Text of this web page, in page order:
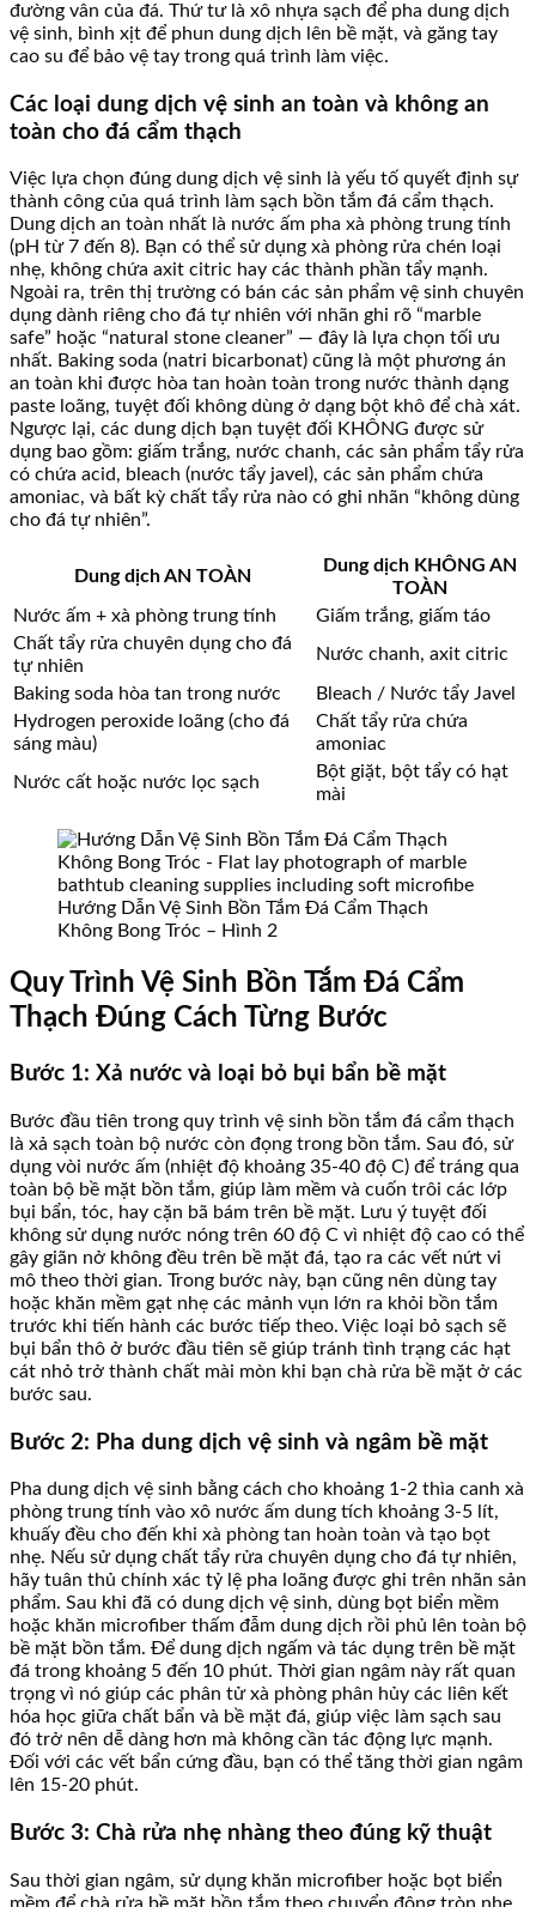
đường vân của đá. Thứ tư là xô nhựa sạch để pha dung dịch
vệ sinh, bình xịt để phun dung dịch lên bề mặt, và găng tay
cao su để bảo vệ tay trong quá trình làm việc.
Các loại dung dịch vệ sinh an toàn và không an
toàn cho đá cẩm thạch
Việc lựa chọn đúng dung dịch vệ sinh là yếu tố quyết định sự
thành công của quá trình làm sạch bồn tắm đá cẩm thạch.
Dung dịch an toàn nhất là nước ấm pha xà phòng trung tính
(pH từ 7 đến 8). Bạn có thể sử dụng xà phòng rửa chén loại
nhẹ, không chứa axit citric hay các thành phần tẩy mạnh.
Ngoài ra, trên thị trường có bán các sản phẩm vệ sinh chuyên
dụng dành riêng cho đá tự nhiên với nhãn ghi rõ “marble
safe” hoặc “natural stone cleaner” — đây là lựa chọn tối ưu
nhất. Baking soda (natri bicarbonat) cũng là một phương án
an toàn khi được hòa tan hoàn toàn trong nước thành dạng
paste loãng, tuyệt đối không dùng ở dạng bột khô để chà xát.
Ngược lại, các dung dịch bạn tuyệt đối KHÔNG được sử
dụng bao gồm: giấm trắng, nước chanh, các sản phẩm tẩy rửa
có chứa acid, bleach (nước tẩy javel), các sản phẩm chứa
amoniac, và bất kỳ chất tẩy rửa nào có ghi nhãn “không dùng
cho đá tự nhiên”.
Dung dịch AN TOÀN
Dung dịch KHÔNG AN
TOÀN
Nước ấm + xà phòng trung tính
Giấm trắng, giấm táo
Chất tẩy rửa chuyên dụng cho đá
tự nhiên
Nước chanh, axit citric
Baking soda hòa tan trong nước
Bleach / Nước tẩy Javel
Hydrogen peroxide loãng (cho đá
sáng màu)
Chất tẩy rửa chứa
amoniac
Nước cất hoặc nước lọc sạch
Bột giặt, bột tẩy có hạt
mài
Hướng Dẫn Vệ Sinh Bồn Tắm Đá Cẩm Thạch
Không Bong Tróc – Hình 2
Quy Trình Vệ Sinh Bồn Tắm Đá Cẩm
Thạch Đúng Cách Từng Bước
Bước 1: Xả nước và loại bỏ bụi bẩn bề mặt
Bước đầu tiên trong quy trình vệ sinh bồn tắm đá cẩm thạch
là xả sạch toàn bộ nước còn đọng trong bồn tắm. Sau đó, sử
dụng vòi nước ấm (nhiệt độ khoảng 35-40 độ C) để tráng qua
toàn bộ bề mặt bồn tắm, giúp làm mềm và cuốn trôi các lớp
bụi bẩn, tóc, hay cặn bã bám trên bề mặt. Lưu ý tuyệt đối
không sử dụng nước nóng trên 60 độ C vì nhiệt độ cao có thể
gây giãn nở không đều trên bề mặt đá, tạo ra các vết nứt vi
mô theo thời gian. Trong bước này, bạn cũng nên dùng tay
hoặc khăn mềm gạt nhẹ các mảnh vụn lớn ra khỏi bồn tắm
trước khi tiến hành các bước tiếp theo. Việc loại bỏ sạch sẽ
bụi bẩn thô ở bước đầu tiên sẽ giúp tránh tình trạng các hạt
cát nhỏ trở thành chất mài mòn khi bạn chà rửa bề mặt ở các
bước sau.
Bước 2: Pha dung dịch vệ sinh và ngâm bề mặt
Pha dung dịch vệ sinh bằng cách cho khoảng 1-2 thìa canh xà
phòng trung tính vào xô nước ấm dung tích khoảng 3-5 lít,
khuấy đều cho đến khi xà phòng tan hoàn toàn và tạo bọt
nhẹ. Nếu sử dụng chất tẩy rửa chuyên dụng cho đá tự nhiên,
hãy tuân thủ chính xác tỷ lệ pha loãng được ghi trên nhãn sản
phẩm. Sau khi đã có dung dịch vệ sinh, dùng bọt biển mềm
hoặc khăn microfiber thấm đẫm dung dịch rồi phủ lên toàn bộ
bề mặt bồn tắm. Để dung dịch ngấm và tác dụng trên bề mặt
đá trong khoảng 5 đến 10 phút. Thời gian ngâm này rất quan
trọng vì nó giúp các phân tử xà phòng phân hủy các liên kết
hóa học giữa chất bẩn và bề mặt đá, giúp việc làm sạch sau
đó trở nên dễ dàng hơn mà không cần tác động lực mạnh.
Đối với các vết bẩn cứng đầu, bạn có thể tăng thời gian ngâm
lên 15-20 phút.
Bước 3: Chà rửa nhẹ nhàng theo đúng kỹ thuật
Sau thời gian ngâm, sử dụng khăn microfiber hoặc bọt biển